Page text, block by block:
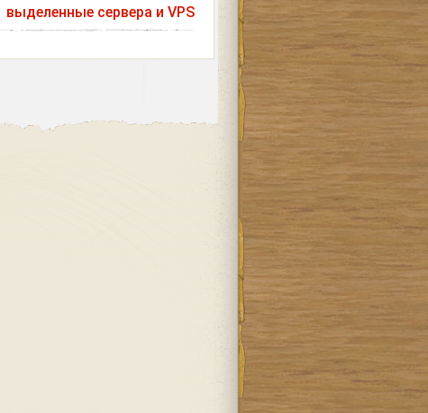
выделенные сервера и VPS